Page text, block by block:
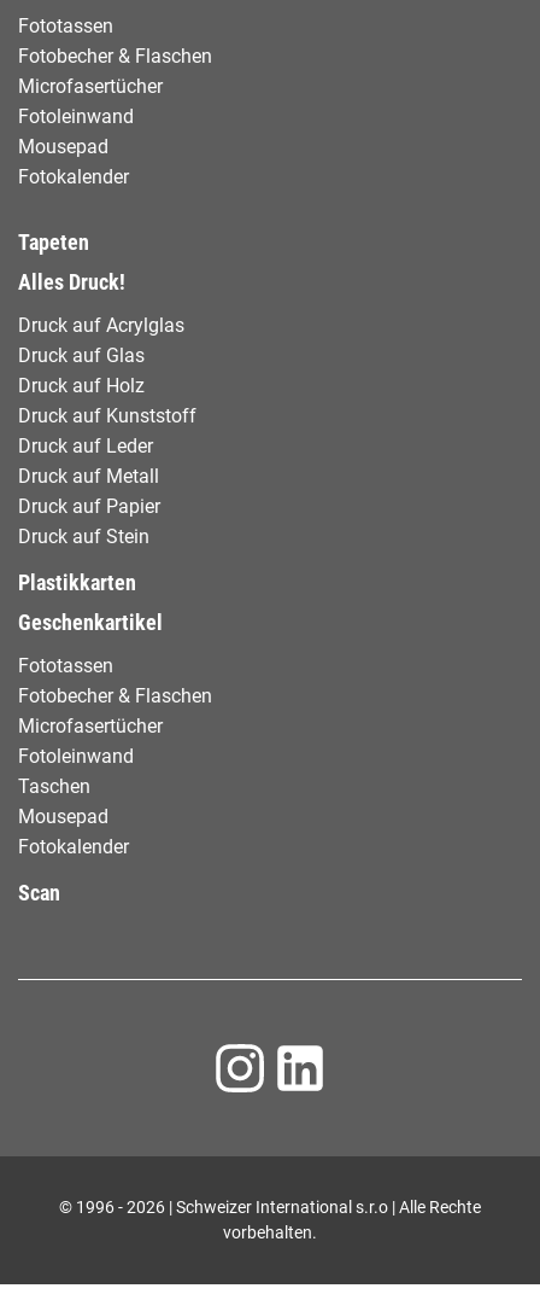
Fototassen
Fotobecher & Flaschen
Microfasertücher
Fotoleinwand
Mousepad
Fotokalender
Tapeten
Alles Druck!
Druck auf Acrylglas
Druck auf Glas
Druck auf Holz
Druck auf Kunststoff
Druck auf Leder
Druck auf Metall
Druck auf Papier
Druck auf Stein
Plastikkarten
Geschenkartikel
Fototassen
Fotobecher & Flaschen
Microfasertücher
Fotoleinwand
Taschen
Mousepad
Fotokalender
Scan
© 1996 - 2026 | Schweizer International s.r.o | Alle Rechte
vorbehalten.